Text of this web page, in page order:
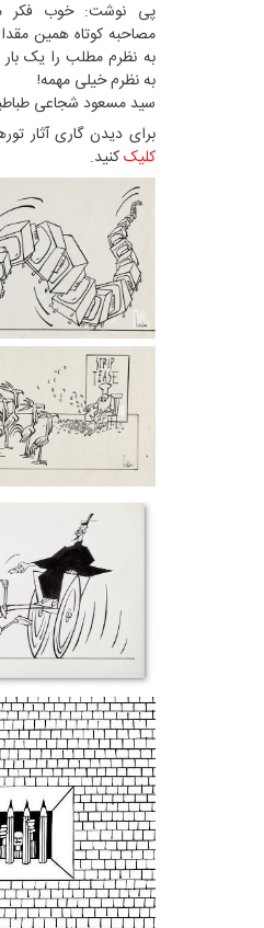
پی نوشت: خوب فکر
مصاحبه کوتاه همین
به نظرم مطلب را یک بار
به نظرم خیلی مهمه!
سید مسعود شجاعی
برای دیدن گاری آثار
کلیککنید.